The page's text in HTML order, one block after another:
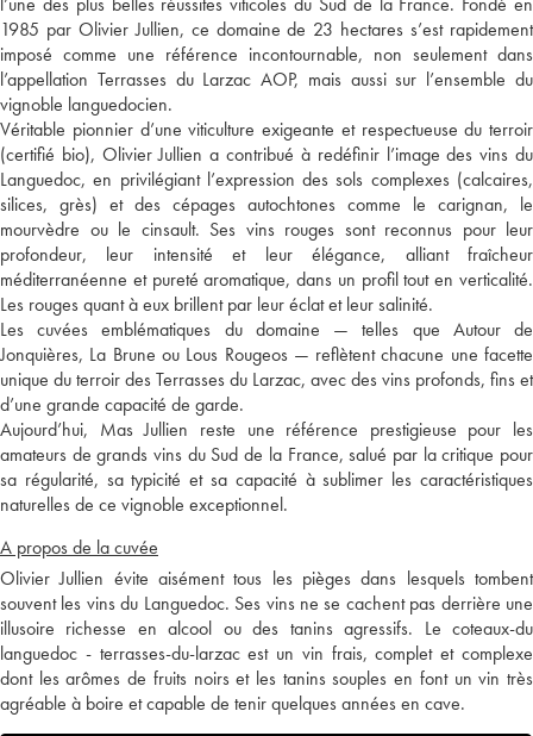
1985 par Olivier Jullien, ce domaine de 23 hectares s’est rapidement
imposé comme une référence incontournable, non seulement dans
l’appellation Terrasses du Larzac AOP, mais aussi sur l’ensemble du
vignoble languedocien.
Véritable pionnier d’une viticulture exigeante et respectueuse du terroir
(certifié bio), Olivier Jullien a contribué à redéfinir l’image des vins du
Languedoc, en privilégiant l’expression des sols complexes (calcaires,
silices, grès) et des cépages autochtones comme le carignan, le
mourvèdre ou le cinsault. Ses vins rouges sont reconnus pour leur
profondeur, leur intensité et leur élégance, alliant fraîcheur
méditerranéenne et pureté aromatique, dans un profil tout en verticalité.
Les rouges quant à eux brillent par leur éclat et leur salinité.
Les cuvées emblématiques du domaine — telles que Autour de
Jonquières, La Brune ou Lous Rougeos — reflètent chacune une facette
unique du terroir des Terrasses du Larzac, avec des vins profonds, fins et
d’une grande capacité de garde.
Aujourd’hui, Mas Jullien reste une référence prestigieuse pour les
amateurs de grands vins du Sud de la France, salué par la critique pour
sa régularité, sa typicité et sa capacité à sublimer les caractéristiques
naturelles de ce vignoble exceptionnel.
A propos de la cuvée
Olivier Jullien évite aisément tous les pièges dans lesquels tombent
souvent les vins du Languedoc. Ses vins ne se cachent pas derrière une
illusoire richesse en alcool ou des tanins agressifs. Le coteaux-du
languedoc - terrasses-du-larzac est un vin frais, complet et complexe
dont les arômes de fruits noirs et les tanins souples en font un vin très
agréable à boire et capable de tenir quelques années en cave.